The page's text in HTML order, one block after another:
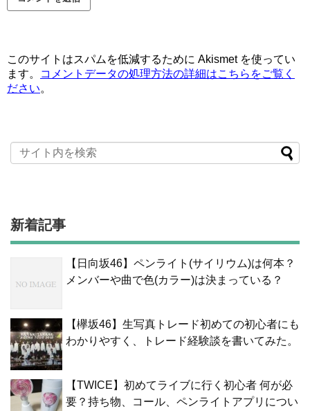
このサイトはスパムを低減するために Akismet を使ってい
ます。
コメントデータの処理方法の詳細はこちらをご覧く
ださい。
新着記事
【日向坂46】ペンライト(サイリウム)は何本？
メンバーや曲で色(カラー)は決まっている？
【欅坂46】生写真トレード初めての初心者にも
わかりやすく、トレード経験談を書いてみた。
【TWICE】初めてライブに行く初心者 何が必
要？持ち物、コール、ペンライトアプリについ